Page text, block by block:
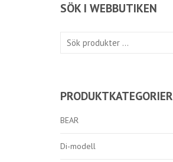
SÖK I WEBBUTIKEN
Sök
PRODUKTKATEGORIER
BEAR
Di-modell